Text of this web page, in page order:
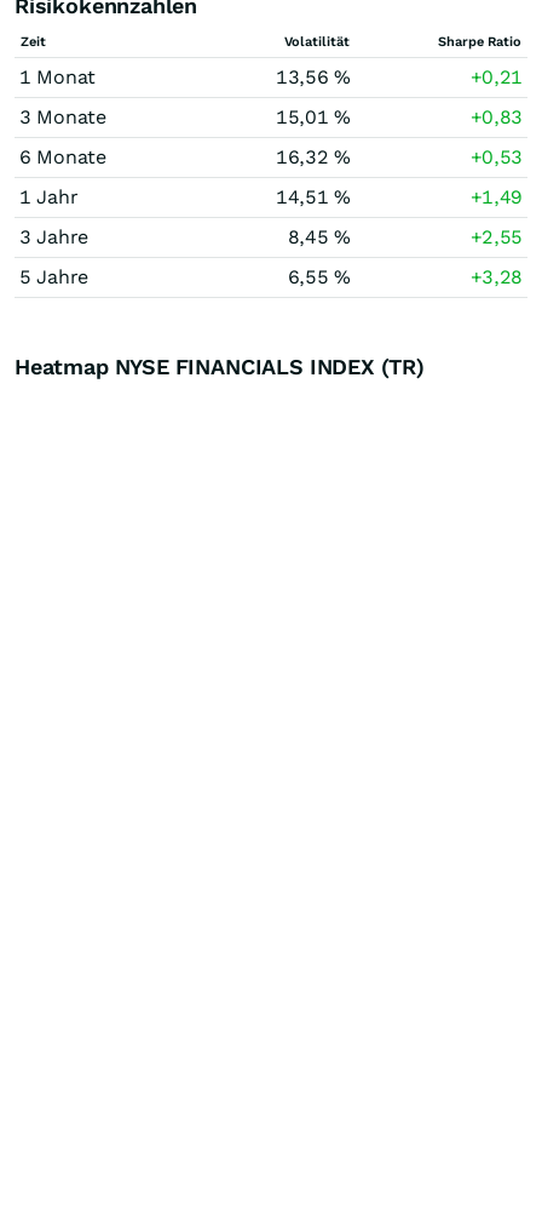
Risikokennzahlen
Zeit Volatilität Sharpe Ratio
1 Monat 13,56 %
+0,21
3 Monate
15,01 %
+0,83
6 Monate
16,32 %
+0,53
1 Jahr
14,51 %
+1,49
3 Jahre
8,45 %
+2,55
5 Jahre
6,55 % +3,28
Heatmap NYSE FINANCIALS INDEX (TR)